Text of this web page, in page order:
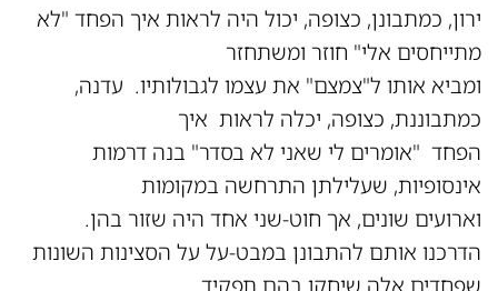
ירון, כמתבונן, כצופה, יכול היה לראות איך הפחד "לא
מתייחסים אלי" חוזר ומשתחזר
ומביא אותו ל"צמצם" את עצמו לגבולותיו. עדנה,
כמתבוננת, כצופה, יכלה לראות איך
הפחד "אומרים לי שאני לא בסדר" בנה דרמות
אינסופיות, שעלילתן התרחשה במקומות
וארועים שונים, אך חוט-שני אחד היה שזור בהן.
הדרכנו אותם להתבונן במבט-על על הסצינות השונות